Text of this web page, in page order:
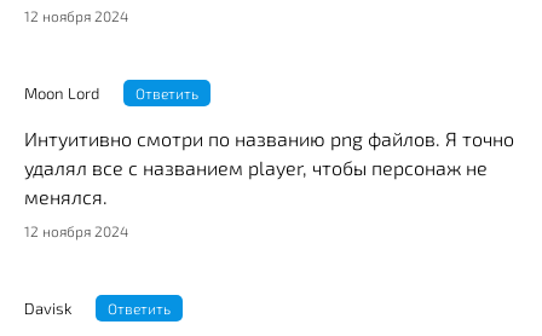
12 ноября 2024
Moon Lord Ответить
Интуитивно смотри по названию png файлов. Я точно
удалял все с названием player, чтобы персонаж не
менялся.
12 ноября 2024
Davisk Ответить